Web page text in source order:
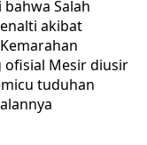
Salah
akibat
ofisial Mesir diusir
tuduhan